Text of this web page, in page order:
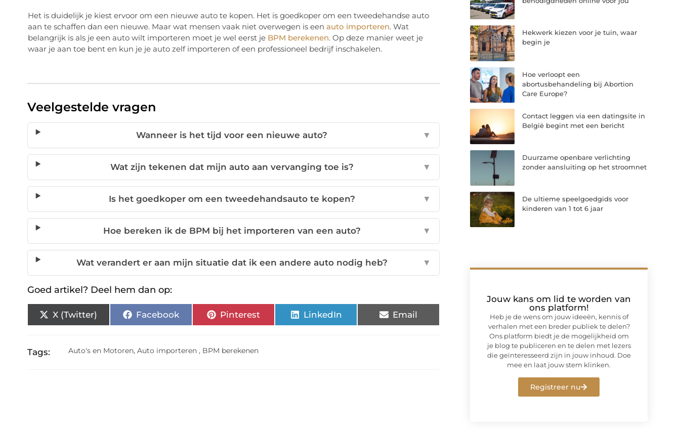
Het is duidelijk je kiest ervoor om een nieuwe auto te kopen. Het is goedkoper om een tweedehandse auto
aan te schaffen dan een nieuwe. Maar wat mensen vaak niet overwegen is een auto importeren. Wat
belangrijk is als je een auto wilt importeren moet je wel eerst je BPM berekenen. Op deze manier weet je
waar je aan toe bent en kun je je auto zelf importeren of een professioneel bedrijf inschakelen.
Veelgestelde vragen
Wanneer is het tijd voor een nieuwe auto? ▼
Wat zijn tekenen dat mijn auto aan vervanging toe is? ▼
Is het goedkoper om een tweedehandsauto te kopen? ▼
Hoe bereken ik de BPM bij het importeren van een auto? ▼
Wat verandert er aan mijn situatie dat ik een andere auto nodig heb? ▼
Goed artikel? Deel hem dan op:
X (Twitter) Facebook Pinterest LinkedIn Email
Tags: Auto's en Motoren,Auto importeren , BPM berekenen
Hekwerk kiezen voor je tuin, waar
begin je
Hoe verloopt een
abortusbehandeling bij Abortion
Care Europe?
Contact leggen via een datingsite in
België begint met een bericht
Duurzame openbare verlichting
zonder aansluiting op het stroomnet
De ultieme speelgoedgids voor
kinderen van 1 tot 6 jaar
Jouw kans om lid te worden van
ons platform!
Heb je de wens om jouw ideeën, kennis of
verhalen met een breder publiek te delen?
Ons platform biedt je de mogelijkheid om
je blog te publiceren en te delen met lezers
die geïnteresseerd zijn in jouw inhoud. Doe
mee en laat jouw stem klinken.
Registreer nu